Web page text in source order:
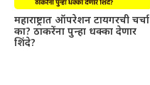
महाराष्ट्रात ऑपरेशन टायगरची चर्चा
का? ठाकरेंना पुन्हा धक्का देणार
शिंदे?